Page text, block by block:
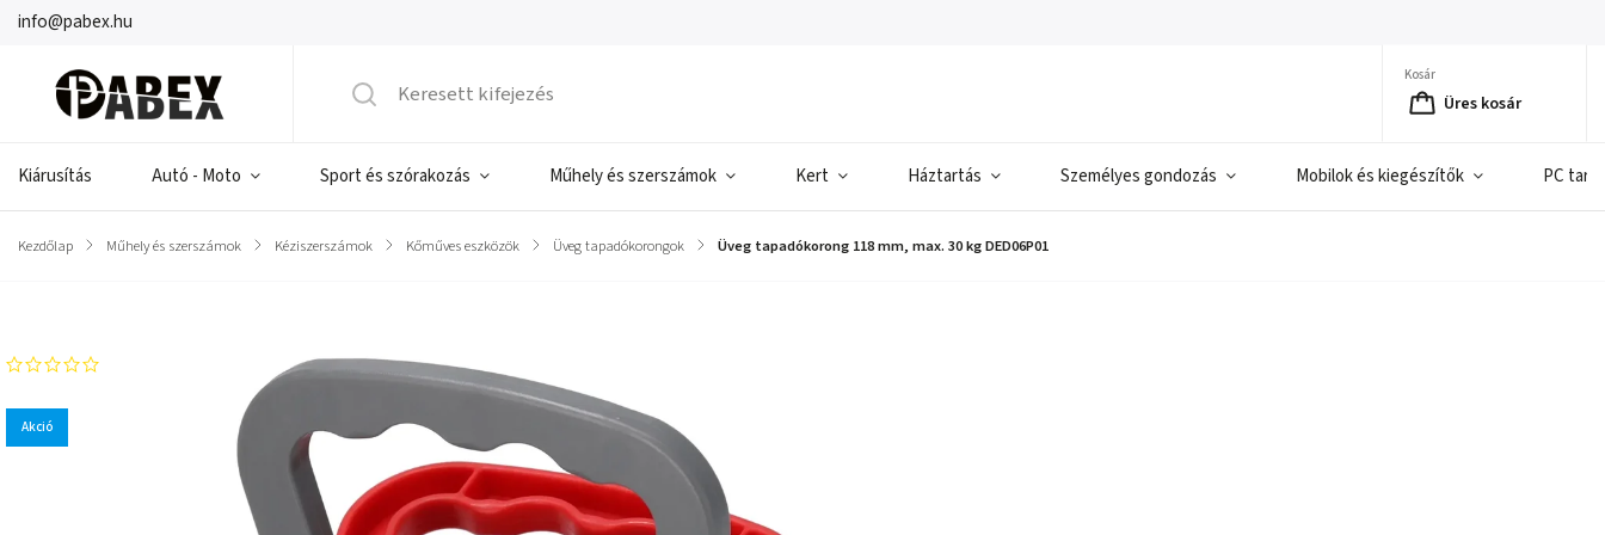
info@pabex.hu
Kosár
Üres kosár
Kiárusítás Autó - Moto Sport és szórakozás Műhely és szerszámok Kert Háztartás Személyes gondozás Mobilok és kiegészítők PC
Kezdőlap / Műhely és szerszámok / Kéziszerszámok / Kőműves eszközök / Üveg tapadókorongok / Üveg tapadókorong 118 mm, max. 30 kg DED06P01
Akció